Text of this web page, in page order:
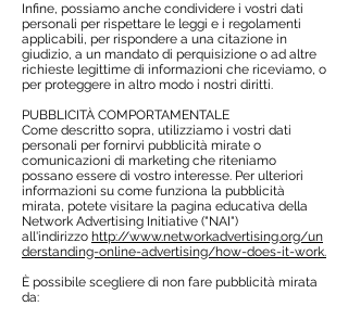
Infine, possiamo anche condividere i vostri dati
personali per rispettare le leggi e i regolamenti
applicabili, per rispondere a una citazione in
giudizio, a un mandato di perquisizione o ad altre
richieste legittime di informazioni che riceviamo, o
per proteggere in altro modo i nostri diritti.
PUBBLICITÀ COMPORTAMENTALE
Come descritto sopra, utilizziamo i vostri dati
personali per fornirvi pubblicità mirate o
comunicazioni di marketing che riteniamo
possano essere di vostro interesse. Per ulteriori
informazioni su come funziona la pubblicità
mirata, potete visitare la pagina educativa della
Network Advertising Initiative ("NAI")
all'indirizzo http://www.networkadvertising.org/un
derstanding-online-advertising/how-does-it-work.
È possibile scegliere di non fare pubblicità mirata
da: